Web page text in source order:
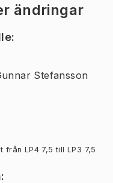
ändringar
:
Stefansson
från LP4 7,5 till LP3 7,5
: